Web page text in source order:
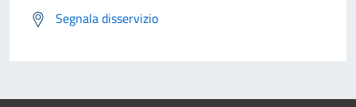
Segnala disservizio